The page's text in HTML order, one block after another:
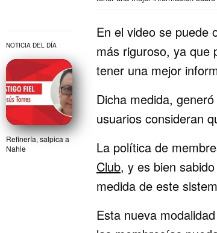
NOTICIA DEL DÍA
Refinería, salpica a
Nahle
En el video se puede
más riguroso, ya que
tener una mejor
Dicha medida,
usuarios consideran
La política de
Club, y es bien
medida de este
Esta nueva